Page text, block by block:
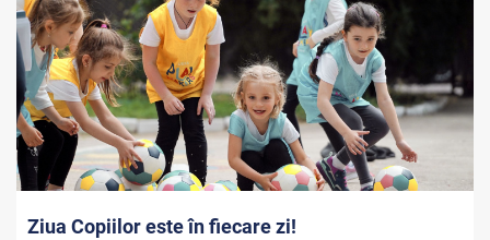
Ziua Copiilor este în fiecare zi!